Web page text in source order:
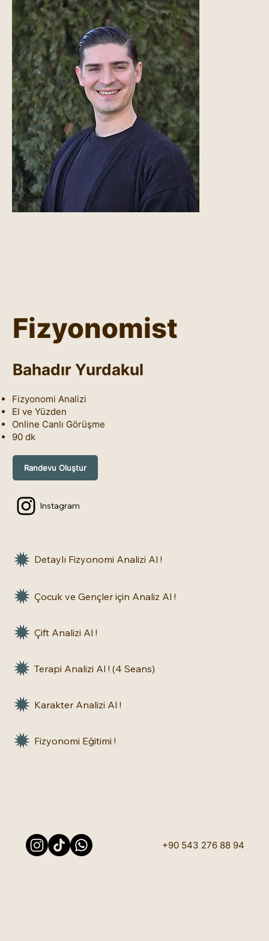
Fizyonomist
Bahadır Yurdakul
Fizyonomi Analizi
El ve Yüzden
Online Canlı Görüşme
90 dk
Randevu Oluştur
Instagram
Detaylı Fizyonomi Analizi Al !
Karakter Analizi Al !
Çocuk ve Gençler için Analiz Al !
Terapi Analizi Al ! (4 Seans)
Çift Analizi Al !
Fizyonomi Eğitimi !
+90 543 276 88 94